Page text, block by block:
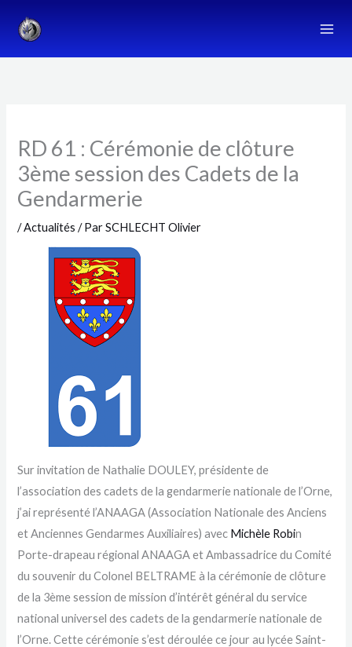
RD 61 : Cérémonie de clôture
3ème session des Cadets de la
Gendarmerie
/Actualités / ParSCHLECHT Olivier
Sur invitation de Nathalie DOULEY, présidente de
l’association des cadets de la gendarmerie nationale de l’Orne,
j’ai représenté l’ANAAGA (Association Nationale des Anciens
et Anciennes Gendarmes Auxiliaires) avec Michèle Robin
Porte-drapeau régional ANAAGA et Ambassadrice du Comité
du souvenir du Colonel BELTRAME à la cérémonie de clôture
de la 3ème session de mission d’intérêt général du service
national universel des cadets de la gendarmerie nationale de
l’Orne. Cette cérémonie s’est déroulée ce jour au lycée Saint-